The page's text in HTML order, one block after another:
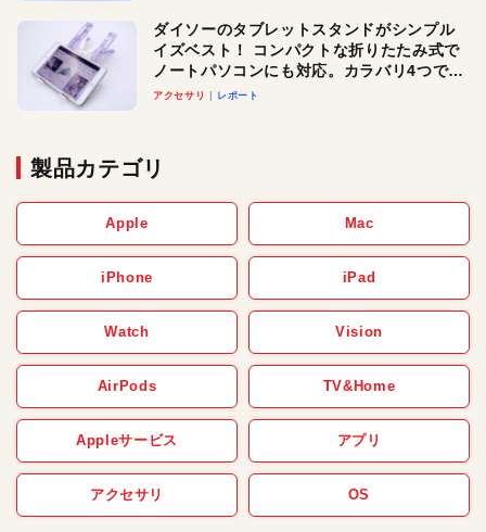
ダイソーのタブレットスタンドがシンプル
イズベスト！ コンパクトな折りたたみ式で
ノートパソコンにも対応。カラバリ4つで選
べる楽しさも
アクセサリ レポート
製品カテゴリ
Apple Mac
iPhone iPad
Watch Vision
AirPods TV&Home
Appleサービス アプリ
アクセサリ OS